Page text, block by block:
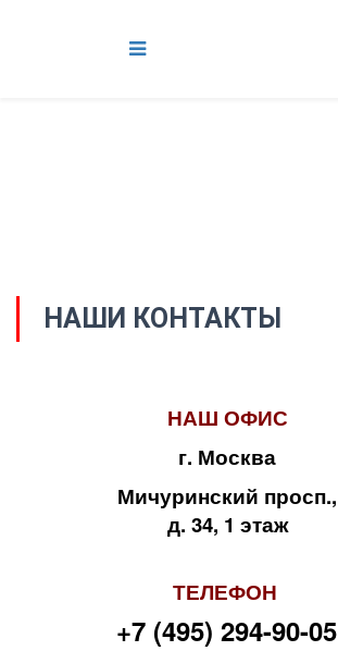
НАШИ КОНТАКТЫ
НАШ ОФИС
г. Москва
Мичуринский просп.,
д. 34, 1 этаж
ТЕЛЕФОН
+7 (495) 294-90-05